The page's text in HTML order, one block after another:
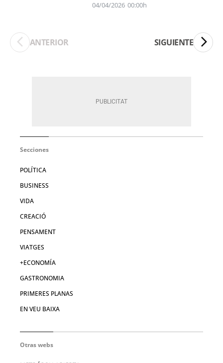
04/04/2026 00:00h
ANTERIOR SIGUIENTE
Secciones
POLÍTICA
BUSINESS
VIDA
CREACIÓ
PENSAMENT
VIATGES
+ECONOMÍA
GASTRONOMIA
PRIMERES PLANAS
EN VEU BAIXA
Otras webs